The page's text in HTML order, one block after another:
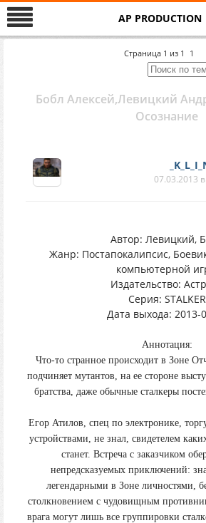
AP PRODUCTION
Страница 1 из 1 1
Бобл Алексей,Левицкий
Осознание
07.03.2013
Автор: Левицкий,
Жанр: Постапокалипсис,
компьютерной
Издательство:
Серия: STALKER
Дата выхода: 2013-
Аннотация:
Что-то странное происходит в Зоне
подчиняет мутантов, на ее стороне
братства, даже обычные сталкеры
Егор Атилов, спец по электронике,
устройствами, не знал, свидетелем
станет. Встреча с заказчиком
непредсказуемых приключений:
легендарными в Зоне личностями,
столкновением с чудовищным
врага могут лишь все группировки